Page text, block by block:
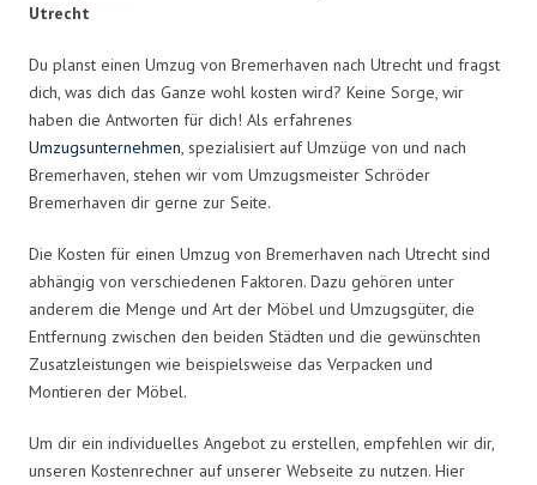
Utrecht
Du planst einen Umzug von Bremerhaven nach Utrecht und fragst
dich, was dich das Ganze wohl kosten wird? Keine Sorge, wir
haben die Antworten für dich! Als erfahrenes
Umzugsunternehmen, spezialisiert auf Umzüge von und nach
Bremerhaven, stehen wir vom Umzugsmeister Schröder
Bremerhaven dir gerne zur Seite.
Die Kosten für einen Umzug von Bremerhaven nach Utrecht sind
abhängig von verschiedenen Faktoren. Dazu gehören unter
anderem die Menge und Art der Möbel und Umzugsgüter, die
Entfernung zwischen den beiden Städten und die gewünschten
Zusatzleistungen wie beispielsweise das Verpacken und
Montieren der Möbel.
Um dir ein individuelles Angebot zu erstellen, empfehlen wir dir,
unseren Kostenrechner auf unserer Webseite zu nutzen. Hier